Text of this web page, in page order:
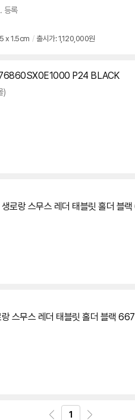
등록
x 1.5cm / 출시가: 1,120,000원
P24 BLACK
)
생로랑 스무스 레더 태블릿 홀더
랑 스무스 레더 태블릿 홀더 블
1